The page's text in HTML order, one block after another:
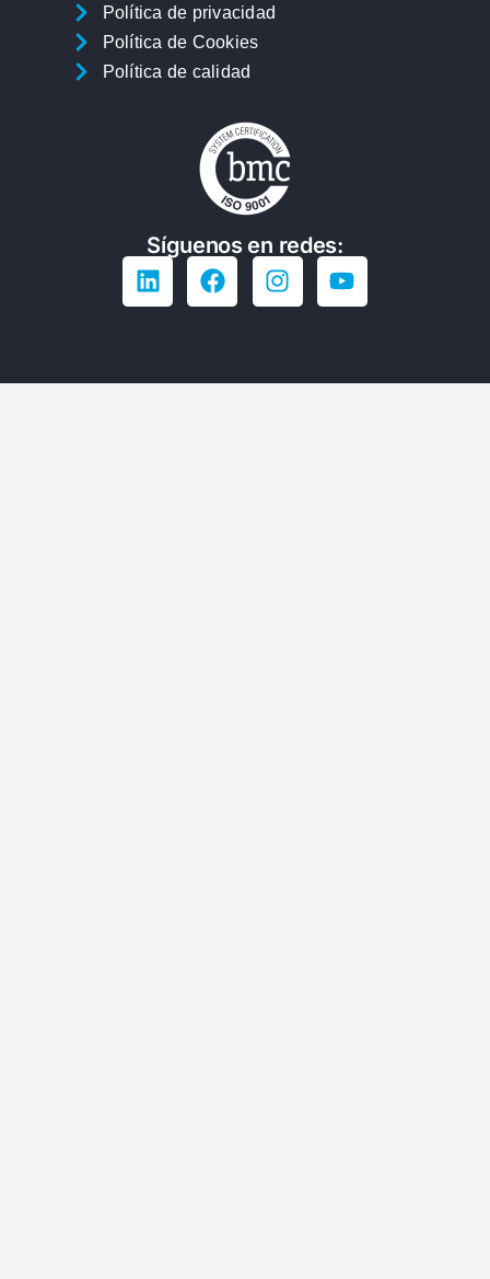
Política de privacidad
Política de Cookies
Política de calidad
Síguenos en redes: